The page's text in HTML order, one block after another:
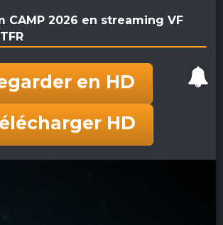
CAMP 2026 en streaming VF
en HD
HD